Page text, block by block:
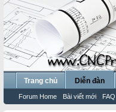
Trang chủ Diễn đàn
Forum Home Bài viết mới FAQ